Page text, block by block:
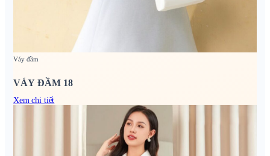
Váy đầm
VÁY ĐẦM 18
Xem chi tiết